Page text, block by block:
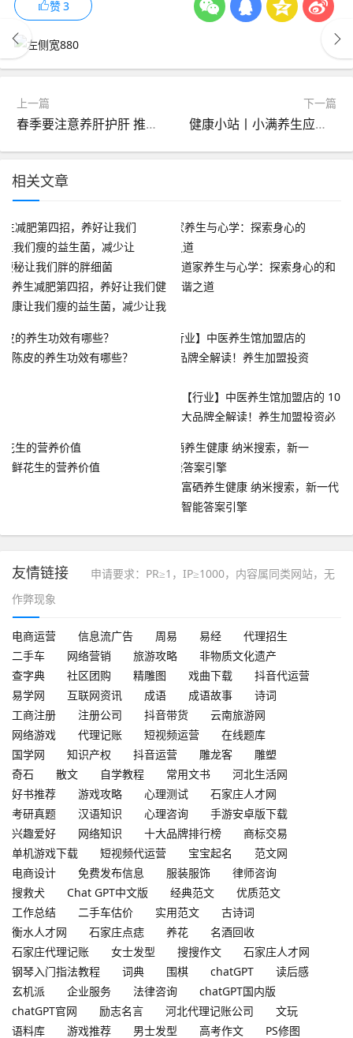
赞3
上一篇
春季要注意养肝护肝 推荐按摩这五大穴位
下一篇
健康小站丨小满养生应戒怒戒躁，防热除湿
相关文章
养生减肥第四招，养好让我们健
康让我们瘦的益生菌，减少让我
道家养生与心学：探索身心的和
谐之道
陈皮的养生功效有哪些？
【行业】中医养生馆加盟店的 10
大品牌全解读！养生加盟投资必
鲜花生的营养价值
富硒养生健康 纳米搜索，新一代
智能答案引擎
友情链接
申请要求：PR≥1，IP≥1000，内容属同类网站，无
作弊现象
电商运营 信息流广告 周易 易经
代理招生
二手车
网络营销 旅游攻略
非物质文化遗产
查字典
社区团购 精雕图 戏曲下载
抖音代运营
易学网
互联网资讯 成语 成语故事
诗词
工商注册
注册公司 抖音带货
云南旅游网
网络游戏
代理记账 短视频运营
在线题库
国学网
知识产权 抖音运营 雕龙客
雕塑
奇石
散文 自学教程 常用文书
河北生活网
好书推荐
游戏攻略 心理测试
石家庄人才网
考研真题
汉语知识 心理咨询
手游安卓版下载
兴趣爱好
网络知识 十大品牌排行榜
商标交易
单机游戏下载
短视频代运营 宝宝起名
范文网
电商设计
免费发布信息 服装服饰
律师咨询
搜救犬
Chat GPT中文版 经典范文
优质范文
工作总结
二手车估价 实用范文
古诗词
衡水人才网
石家庄点痣 养花
名酒回收
石家庄代理记账
女士发型 搜搜作文
石家庄人才网
钢琴入门指法教程
词典 围棋 chatGPT
读后感
玄机派
企业服务 法律咨询
chatGPT国内版
chatGPT官网
励志名言 河北代理记账公司
文玩
语料库
游戏推荐 男士发型 高考作文
PS修图